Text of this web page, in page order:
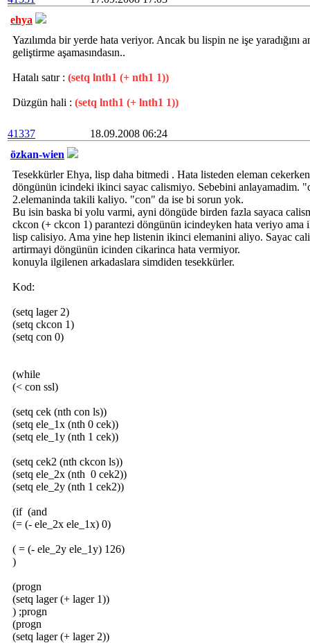
ehya
Yazılımda bir yerde hata veriyor. Ancak bu lispin ne işe yaradığını
geliştirme aşamasındasın..
Hatalı satır : (setq lnth1 (+ nth1 1))
Düzgün hali : (setq lnth1 (+ lnth1 1))
41337
18.09.2008 06:24
özkan-wien
Tesekkürler Ehya, lisp daha bitmedi . Hata listeden eleman
döngünün icindeki ikinci sayac calismiyo. Sebebini anlayamadim.
2.elemaninda takili kaliyo. "con" da ise bi sorun yok.
Bu isin baska bi yolu varmi, ayni döngüde birden fazla sayaca
ckcon (+ ckcon 1) parantezi döngünün icindeyken hata veriyo ama
lisp calisiyo. Ama yine hep listenin ikinci elemanini aliyo. Sayac
artirmayi döngünün icinden cikarinca hata vermiyor.
konuyla ilgilenen arkadaslara simdiden tesekkürler.
Kod:
(setq lager 2)
(setq ckcon 1)
(setq con 0)
(while
(< con ssl)
(setq cek (nth con ls))
(setq ele_1x (nth 0 cek))
(setq ele_1y (nth 1 cek))
(setq cek2 (nth ckcon ls))
(setq ele_2x (nth 0 cek2))
(setq ele_2y (nth 1 cek2))
(if (and
(= (- ele_2x ele_1x) 0)
( = (- ele_2y ele_1y) 126)
)
(progn
(setq lager (+ lager 1))
) ;progn
(progn
(setq lager (+ lager 2))